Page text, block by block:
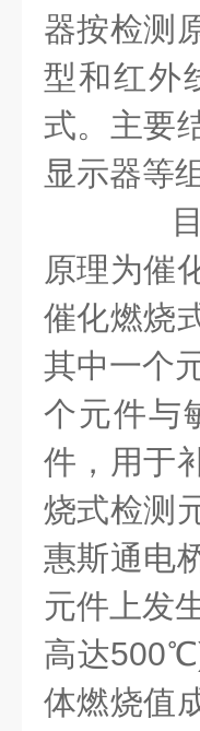
器按检测
型和红外
式。主要
显示器等
目
原理为催
催化燃烧
其中一个
个元件与
件，用于
烧式检测
惠斯通电
元件上发
高达
体燃烧值